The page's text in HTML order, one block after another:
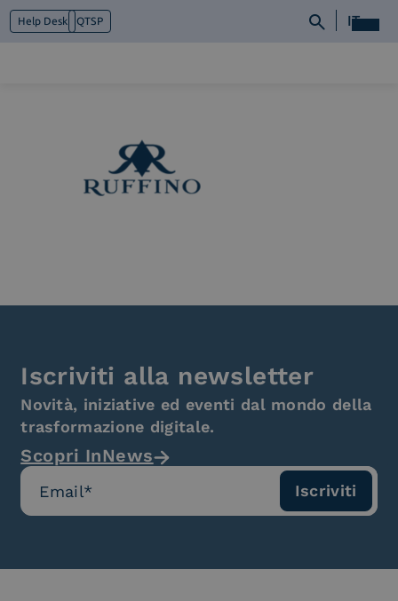
Help Desk QTSP IT
Cosa facciamo
Piattaforme
Iscriviti alla newsletter
Novità, iniziative ed eventi dal mondo della
trasformazione digitale.
Scopri InNews